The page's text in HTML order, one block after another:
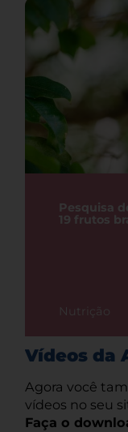
Pesquisa
19 frutos
Nutrição
Vídeos da
Agora você
vídeos no seu
Faça o